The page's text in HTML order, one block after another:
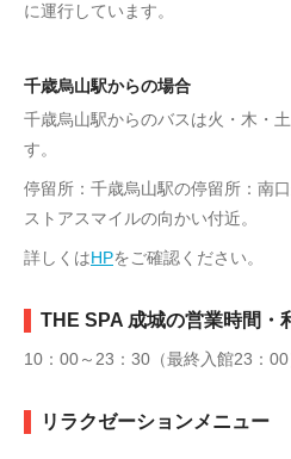
に運行しています。
千歳烏山駅からの場合
千歳烏山駅からのバスは火・木・
す。
停留所：千歳烏山駅の停留所：南
ストアスマイルの向かい付近。
詳しくはHPをご確認ください。
THE SPA 成城の営業時間・
10：00～23：30（最終入館23：00
リラクゼーションメニュー